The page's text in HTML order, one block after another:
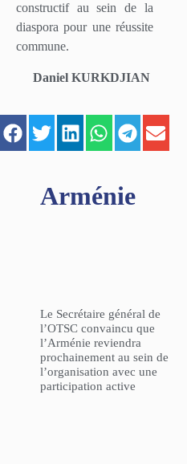
constructif au sein de la
diaspora pour une réussite
commune.
Daniel KURKDJIAN
Arménie
Le Secrétaire général de
l’OTSC convaincu que
l’Arménie reviendra
prochainement au sein de
l’organisation avec une
participation active